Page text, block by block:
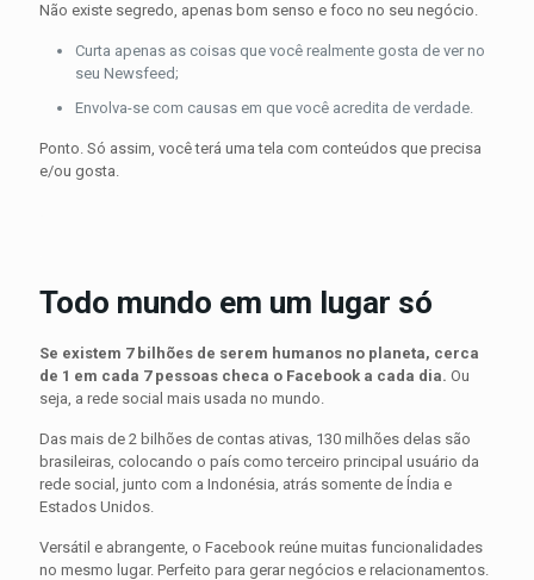
Não existe segredo, apenas bom senso e foco no seu negócio.
Curta apenas as coisas que você realmente gosta de ver no
seu Newsfeed;
Envolva-se com causas em que você acredita de verdade.
Ponto. Só assim, você terá uma tela com conteúdos que precisa
e/ou gosta.
Todo mundo em um lugar só
Se existem 7 bilhões de serem humanos no planeta, cerca
de 1 em cada 7 pessoas checa o Facebook a cada dia. Ou
seja, a rede social mais usada no mundo.
Das mais de 2 bilhões de contas ativas, 130 milhões delas são
brasileiras, colocando o país como terceiro principal usuário da
rede social, junto com a Indonésia, atrás somente de Índia e
Estados Unidos.
Versátil e abrangente, o Facebook reúne muitas funcionalidades
no mesmo lugar. Perfeito para gerar negócios e relacionamentos.